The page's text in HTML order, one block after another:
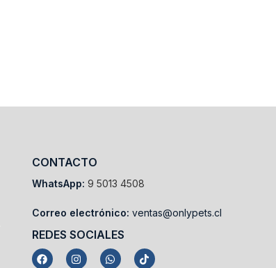
CONTACTO
WhatsApp: 9 5013 4508
Correo electrónico: ventas@onlypets.cl
REDES SOCIALES